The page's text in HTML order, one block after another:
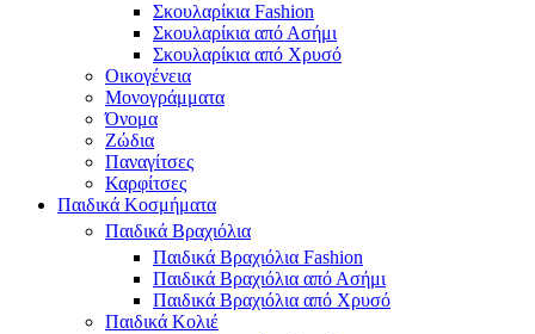
Σκουλαρίκια Fashion
Σκουλαρίκια από Ασήμι
Σκουλαρίκια από Χρυσό
Οικογένεια
Μονογράμματα
Όνομα
Ζώδια
Παναγίτσες
Καρφίτσες
Παιδικά Κοσμήματα
Παιδικά Βραχιόλια
Παιδικά Βραχιόλια Fashion
Παιδικά Βραχιόλια από Ασήμι
Παιδικά Βραχιόλια από Χρυσό
Παιδικά Κολιέ